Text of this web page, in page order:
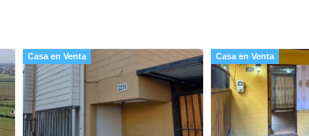
Casa en Venta Casa en Venta